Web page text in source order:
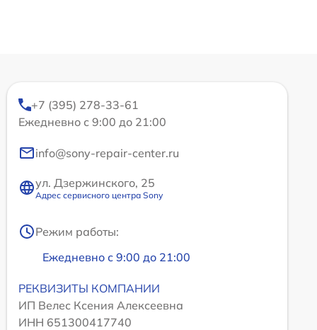
+7 (395) 278-33-61
Ежедневно с 9:00 до 21:00
info@sony-repair-center.ru
ул. Дзержинского, 25
Адрес сервисного центра Sony
Режим работы:
Ежедневно с 9:00 до 21:00
РЕКВИЗИТЫ КОМПАНИИ
ИП Велес Ксения Алексеевна
ИНН 651300417740